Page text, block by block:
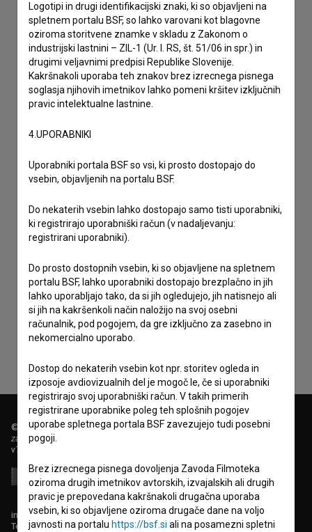
Sprejemamsplošne pogojein dajemsoglasjeza
zbiranje, hrambo in obdelavo osebnih podatkov.
© 2018-2026, Filmoteka,
zavod za širjenje filmske kulture
v7.151.0
info@filmoteka.si
Tehnična pomoč: podpora@bsf.si
Logotipi in drugi identifikacijski znaki, ki so objavljeni na
spletnem portalu BSF, so lahko varovani kot blagovne
oziroma storitvene znamke v skladu z Zakonom o
industrijski lastnini – ZIL-1 (Ur. l. RS, št. 51/06 in spr.) in
drugimi veljavnimi predpisi Republike Slovenije.
Kakršnakoli uporaba teh znakov brez izrecnega pisnega
soglasja njihovih imetnikov lahko pomeni kršitev izključnih
pravic intelektualne lastnine.
4.UPORABNIKI
Uporabniki portala BSF so vsi, ki prosto dostopajo do
vsebin, objavljenih na portalu BSF.
Do nekaterih vsebin lahko dostopajo samo tisti uporabniki,
ki registrirajo uporabniški račun (v nadaljevanju:
registrirani uporabniki).
Do prosto dostopnih vsebin, ki so objavljene na spletnem
portalu BSF, lahko uporabniki dostopajo brezplačno in jih
lahko uporabljajo tako, da si jih ogledujejo, jih natisnejo ali
si jih na kakršenkoli način naložijo na svoj osebni
računalnik, pod pogojem, da gre izključno za zasebno in
nekomercialno uporabo.
Dostop do nekaterih vsebin kot npr. storitev ogleda in
izposoje avdiovizualnih del je mogoč le, če si uporabniki
registrirajo svoj uporabniški račun. V takih primerih
registrirane uporabnike poleg teh splošnih pogojev
uporabe spletnega portala BSF zavezujejo tudi posebni
pogoji.
Brez izrecnega pisnega dovoljenja Zavoda Filmoteka
oziroma drugih imetnikov avtorskih, izvajalskih ali drugih
pravic je prepovedana kakršnakoli drugačna uporaba
vsebin, ki so objavljene oziroma drugače dane na voljo
javnosti na portalu https://bsf.si ali na posamezni spletni